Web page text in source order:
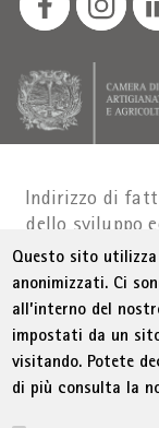
Indirizzo di
dello sviluppo
BolzanoPart.
© WIFI
Questo sito
anonimizzati. Ci
all’interno del
impostati da un
visitando. Potete
di più consulta la